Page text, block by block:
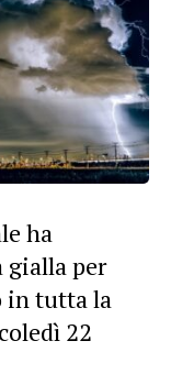
ha
gialla per
in tutta la
22